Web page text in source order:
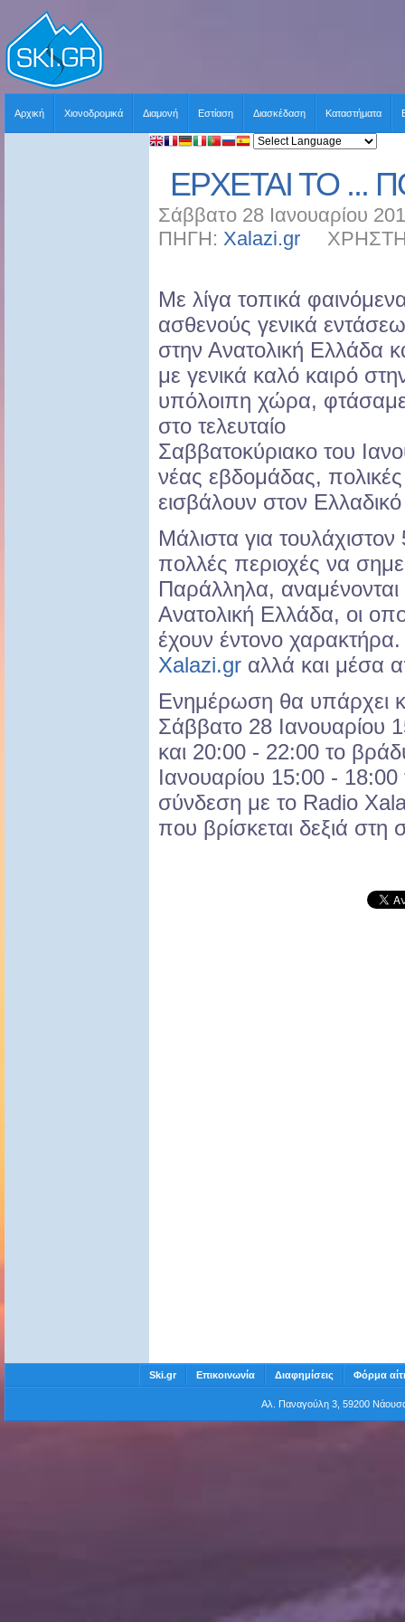
Αρχική Χιονοδρομικά Διαμονή Εστίαση Διασκέδαση Καταστήματα
ΕΡΧΕΤΑΙ ΤΟ ...
Σάββατο 28 Ιανουαρίου
ΠΗΓΗ: Xalazi.gr
Με λίγα τοπικά
ασθενούς γενικά
στην Ανατολική Ελλάδα
με γενικά καλό καιρό
υπόλοιπη χώρα,
στο τελευταίο
Σαββατοκύριακο του
νέας εβδομάδας,
εισβάλουν στον
Μάλιστα για
πολλές περιοχές να
Παράλληλα, αναμένονται
Ανατολική Ελλάδα, οι
έχουν έντονο
Χalazi.gr αλλά και μέσα
Eνημέρωση θα υπάρχει
Σάββατο 28 Ιανουαρίου
και 20:00 - 22:00 το
Ιανουαρίου 15:00 -
σύνδεση με το Radio
που βρίσκεται δεξιά στη
Ski.gr Επικοινωνία Διαφημίσεις Φόρμα
Αλ. Παναγούλη 3, 59200